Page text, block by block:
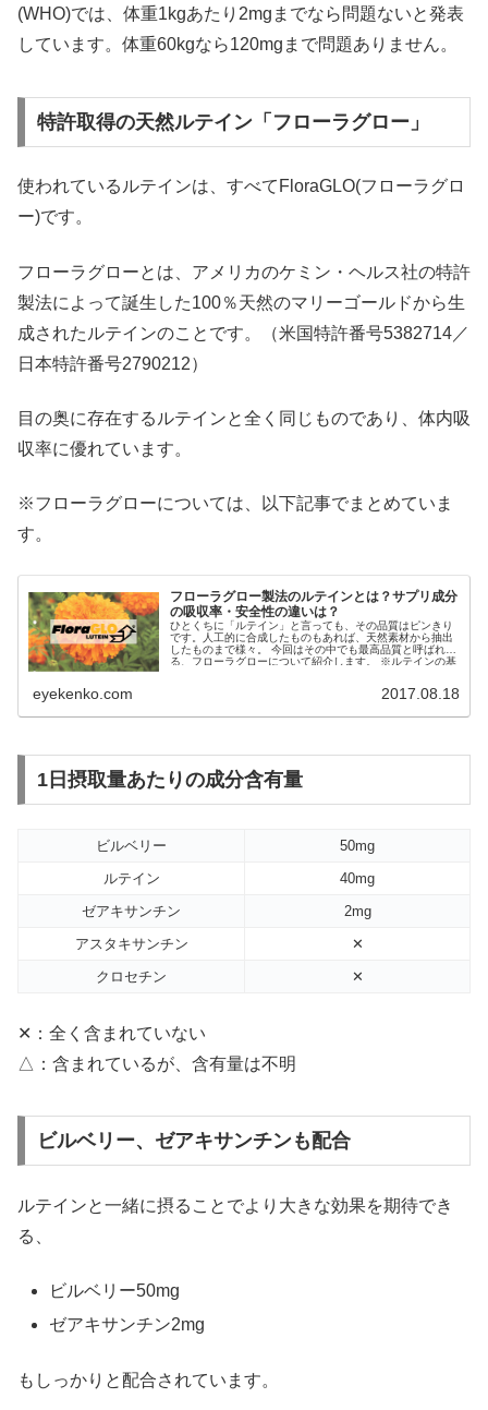
(WHO)では、体重1kgあたり2mgまでなら問題ないと発表
しています。体重60kgなら120mgまで問題ありません。
特許取得の天然ルテイン「フローラグロー」
使われているルテインは、すべてFloraGLO(フローラグロ
ー)です。
フローラグローとは、アメリカのケミン・ヘルス社の特許
製法によって誕生した100％天然のマリーゴールドから生
成されたルテインのことです。（米国特許番号5382714／
日本特許番号2790212）
目の奥に存在するルテインと全く同じものであり、体内吸
収率に優れています。
※フローラグローについては、以下記事でまとめていま
す。
フローラグロー製法のルテインとは？サプリ成分
の吸収率・安全性の違いは？
ひとくちに「ルテイン」と言っても、その品質はピンきり
です。人工的に合成したものもあれば、天然素材から抽出
したものまで様々。 今回はその中でも最高品質と呼ばれ
る、フローラグローについて紹介します。 ※ルテインの基
eyekenko.com 2017.08.18
1日摂取量あたりの成分含有量
ビルベリー
50mg
ルテイン
40mg
ゼアキサンチン
2mg
アスタキサンチン
✕
クロセチン
✕
✕：全く含まれていない
△：含まれているが、含有量は不明
ビルベリー、ゼアキサンチンも配合
ルテインと一緒に摂ることでより大きな効果を期待でき
る、
ビルベリー50mg
ゼアキサンチン2mg
もしっかりと配合されています。